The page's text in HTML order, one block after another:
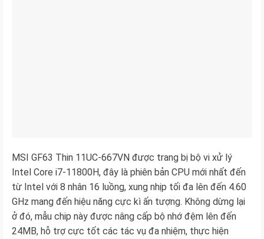
MSI GF63 Thin 11UC-667VN được trang bị bộ vi xử lý
Intel Core i7-11800H, đây là phiên bản CPU mới nhất đến
từ Intel với 8 nhân 16 luồng, xung nhịp tối đa lên đến 4.60
GHz mang đến hiệu năng cực kì ấn tượng. Không dừng lại
ở đó, mẫu chip này được nâng cấp bộ nhớ đệm lên đến
24MB, hỗ trợ cực tốt các tác vụ đa nhiệm, thực hiện